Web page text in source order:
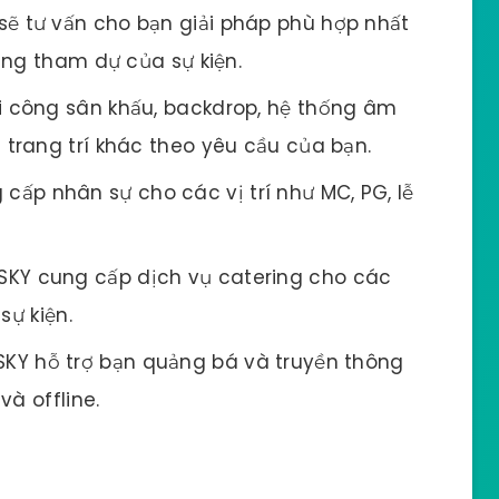
sẽ tư vấn cho bạn giải pháp phù hợp nhất
tham dự của sự kiện.
công sân khấu, backdrop, hệ thống âm
trí khác theo yêu cầu của bạn.
cấp nhân sự cho các vị trí như MC, PG, lễ
cung cấp dịch vụ catering cho các
kiện.
hỗ trợ bạn quảng bá và truyền thông
offline.